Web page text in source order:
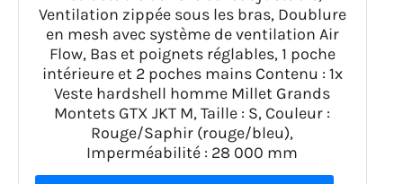
Ventilation zippée sous les bras, Doublure
en mesh avec système de ventilation Air
Flow, Bas et poignets réglables, 1 poche
intérieure et 2 poches mains Contenu : 1x
Veste hardshell homme Millet Grands
Montets GTX JKT M, Taille : S, Couleur :
Rouge/Saphir (rouge/bleu),
Imperméabilité : 28 000 mm